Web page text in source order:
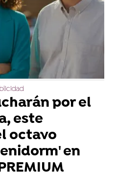
por el
este
octavo
en